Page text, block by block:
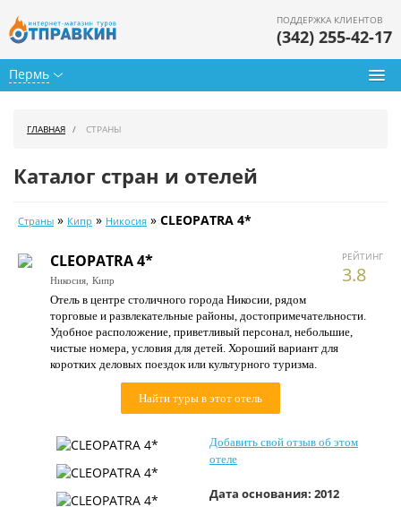
Пермь
ПОДДЕРЖКА КЛИЕНТОВ
(342) 255-42-17
Календарь туров
Цены дня
Страны
Как купить
ГЛАВНАЯ СТРАНЫ
Каталог стран и отелей
Страны » Кипр » Никосия » CLEOPATRA 4*
РЕЙТИНГ
3.8
CLEOPATRA 4*
Никосия, Кипр
Отель в центре столичного города Никосии, рядом
торговые и развлекательные районы, достопримечательности.
Удобное расположение, приветливый персонал, небольшие,
чистые номера, условия для детей. Хороший вариант для
коротких деловых поездок или культурного туризма.
Найти туры в этот отель
Добавить свой отзыв об этом
отеле
Дата основания: 2012